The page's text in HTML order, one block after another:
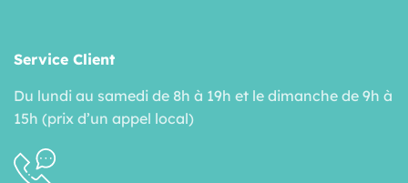
Service Client
Du lundi au samedi de 8h à 19h et le dimanche de 9h à
15h (prix d’un appel local)